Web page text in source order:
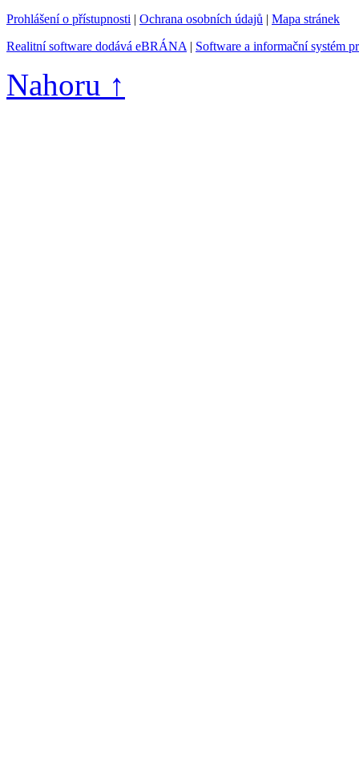
Prohlášení o přístupnosti | Ochrana osobních údajů | Mapa stránek
Realitní software dodává eBRÁNA | Software a informační systém
Nahoru ↑